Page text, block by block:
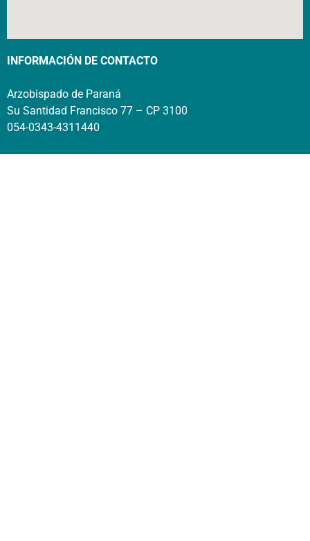
INFORMACIÓN DE CONTACTO
Arzobispado de Paraná
Su Santidad Francisco 77 – CP 3100
054-0343-4311440